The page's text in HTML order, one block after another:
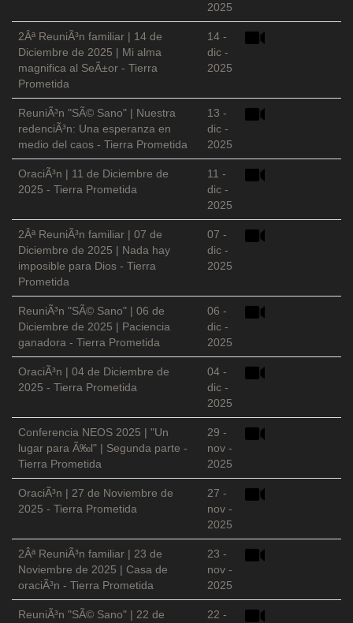
2025
2Âª ReuniÃ³n familiar | 14 de
Diciembre de 2025 | Mi alma
magnifica al SeÃ±or - Tierra
Prometida
14 -
dic -
2025
ReuniÃ³n "SÃ© Sano" | Nuestra
redenciÃ³n: Una esperanza en
medio del caos - Tierra Prometida
13 -
dic -
2025
OraciÃ³n | 11 de Diciembre de
2025 - Tierra Prometida
11 -
dic -
2025
2Âª ReuniÃ³n familiar | 07 de
Diciembre de 2025 | Nada hay
imposible para Dios - Tierra
Prometida
07 -
dic -
2025
ReuniÃ³n "SÃ© Sano" | 06 de
Diciembre de 2025 | Paciencia
ganadora - Tierra Prometida
06 -
dic -
2025
OraciÃ³n | 04 de Diciembre de
2025 - Tierra Prometida
04 -
dic -
2025
Conferencia NEOS 2025 | "Un
lugar para Ã‰l" | Segunda parte -
Tierra Prometida
29 -
nov -
2025
OraciÃ³n | 27 de Noviembre de
2025 - Tierra Prometida
27 -
nov -
2025
2Âª ReuniÃ³n familiar | 23 de
Noviembre de 2025 | Casa de
oraciÃ³n - Tierra Prometida
23 -
nov -
2025
ReuniÃ³n "SÃ© Sano" | 22 de
22 -